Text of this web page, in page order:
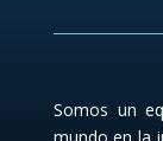
Somos un